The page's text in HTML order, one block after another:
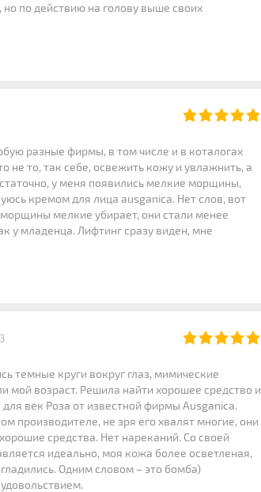
по действию на голову выше своих
разные фирмы, в том числе и в коталогах
не то, так себе, освежить кожу и увлажнить, а
у меня появились мелкие морщины,
кремом для лица ausganica. Нет слов, вот
мелкие убирает, они стали менее
у младенца. Лифтинг сразу виден, мне
темные круги вокруг глаз, мимические
возраст. Решила найти хорошее средство и
век Роза от известной фирмы Ausganica.
производителе, не зря его хвалят многие, они
средства. Нет нареканий. Со своей
идеально, моя кожа более осветленая,
Одним словом – это бомба)